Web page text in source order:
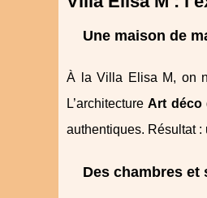
Une maison de
À la Villa Elisa M, on
L’architectureArt déco
authentiques. Résultat :
Des chambres